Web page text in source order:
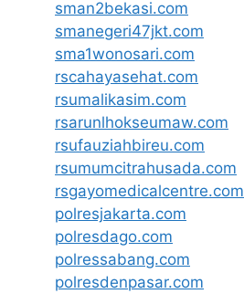
sman2bekasi.com
smanegeri47jkt.com
sma1wonosari.com
rscahayasehat.com
rsumalikasim.com
rsarunlhokseumaw.com
rsufauziahbireu.com
rsumumcitrahusada.com
rsgayomedicalcentre.com
polresjakarta.com
polresdago.com
polressabang.com
polresdenpasar.com